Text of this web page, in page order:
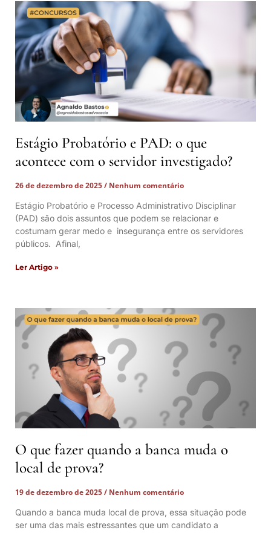
Estágio Probatório e PAD: o que
acontece com o servidor investigado?
26 de dezembro de 2025
Nenhum comentário
Estágio Probatório e Processo Administrativo Disciplinar
(PAD) são dois assuntos que podem se relacionar e
costumam gerar medo e insegurança entre os servidores
públicos. Afinal,
Ler Artigo »
O que fazer quando a banca muda o
local de prova?
19 de dezembro de 2025
Nenhum comentário
Quando a banca muda local de prova, essa situação pode
ser uma das mais estressantes que um candidato a